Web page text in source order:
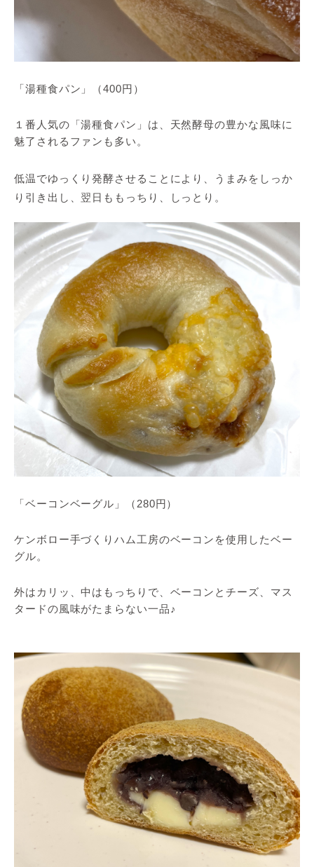
「湯種食パン」（400円）
１番人気の「湯種食パン」は、天然酵母の豊かな風味に
魅了されるファンも多い。
低温でゆっくり発酵させることにより、うまみをしっか
り引き出し、翌日ももっちり、しっとり。
「ベーコンベーグル」（280円）
ケンボロー手づくりハム工房のベーコンを使用したベー
グル。
外はカリッ、中はもっちりで、ベーコンとチーズ、マス
タードの風味がたまらない一品♪